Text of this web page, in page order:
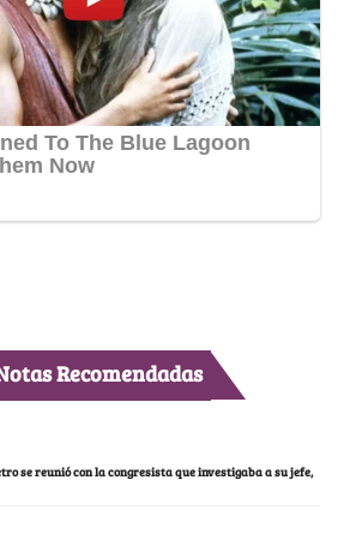
Recomendadas
se reunió con la congresista que investigaba a su jefe,